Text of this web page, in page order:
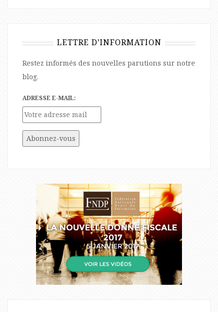
LETTRE D’INFORMATION
Restez informés des nouvelles parutions sur notre
blog.
ADRESSE E-MAIL: